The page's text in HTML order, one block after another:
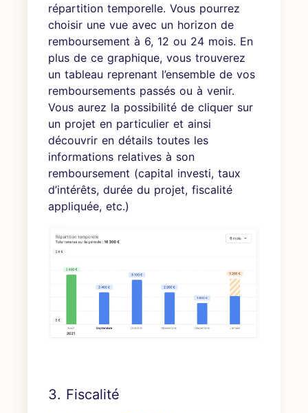
répartition temporelle. Vous pourrez
choisir une vue avec un horizon de
remboursement à 6, 12 ou 24 mois. En
plus de ce graphique, vous trouverez
un tableau reprenant l’ensemble de vos
remboursements passés ou à venir.
Vous aurez la possibilité de cliquer sur
un projet en particulier et ainsi
découvrir en détails toutes les
informations relatives à son
remboursement (capital investi, taux
d’intérêts, durée du projet, fiscalité
appliquée, etc.)
3. Fiscalité